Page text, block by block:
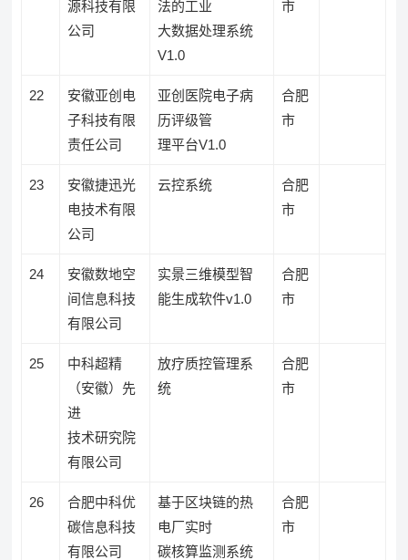
源科技有限
公司
法的工业
大数据处理系统
V1.0
市
22
安徽亚创电
子科技有限
责任公司
亚创医院电子病
历评级管
理平台V1.0
合肥
市
23
安徽捷迅光
电技术有限
公司
云控系统
合肥
市
24
安徽数地空
间信息科技
有限公司
实景三维模型智
能生成软件v1.0
合肥
市
25
中科超精
（安徽）先
进
技术研究院
有限公司
放疗质控管理系
统
合肥
市
26
合肥中科优
碳信息科技
有限公司
基于区块链的热
电厂实时
碳核算监测系统
合肥
市